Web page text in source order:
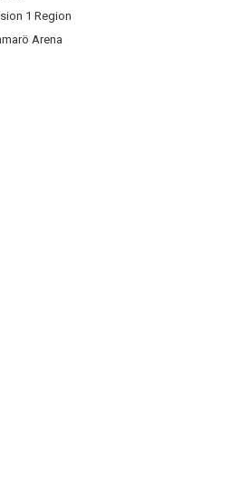
1 Region
Arena